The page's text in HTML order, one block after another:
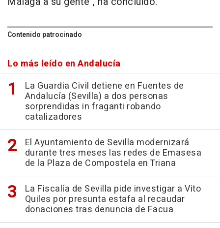
Contenido patrocinado
Lo más leído en Andalucía
La Guardia Civil detiene en Fuentes de
Andalucía (Sevilla) a dos personas
sorprendidas in fraganti robando
catalizadores
El Ayuntamiento de Sevilla modernizará
durante tres meses las redes de Emasesa
de la Plaza de Compostela en Triana
La Fiscalía de Sevilla pide investigar a Vito
Quiles por presunta estafa al recaudar
donaciones tras denuncia de Facua